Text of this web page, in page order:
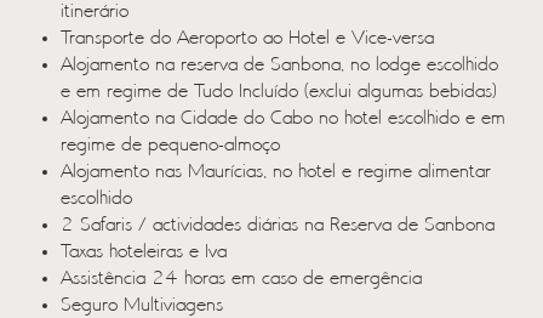
itinerário
Transporte do Aeroporto ao Hotel e Vice-versa
Alojamento na reserva de Sanbona, no lodge escolhido
e em regime de Tudo Incluído (exclui algumas bebidas)
Alojamento na Cidade do Cabo no hotel escolhido e em
regime de pequeno-almoço
Alojamento nas Maurícias, no hotel e regime alimentar
escolhido
2 Safaris / actividades diárias na Reserva de Sanbona
Taxas hoteleiras e Iva
Assistência 24 horas em caso de emergência
Seguro Multiviagens